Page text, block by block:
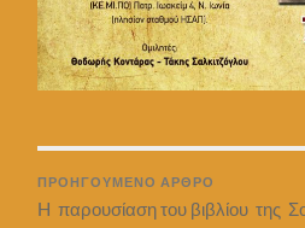
ΠΡΟΗΓΟΎΜΕΝΟ ΆΡΘΡΟ
H παρουσίαση του βιβλίου της